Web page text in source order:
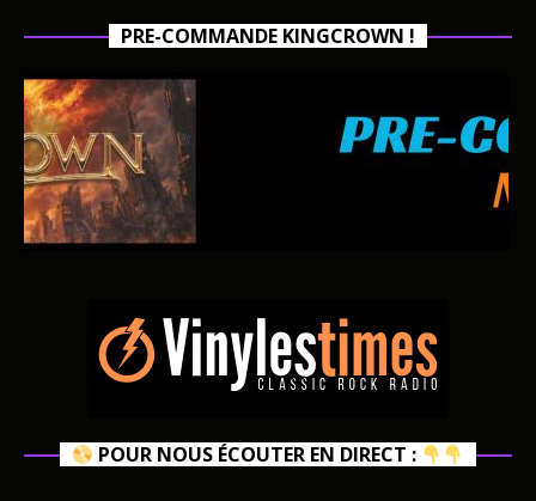
PRE-COMMANDE KINGCROWN !
POUR NOUS ÉCOUTER EN DIRECT :